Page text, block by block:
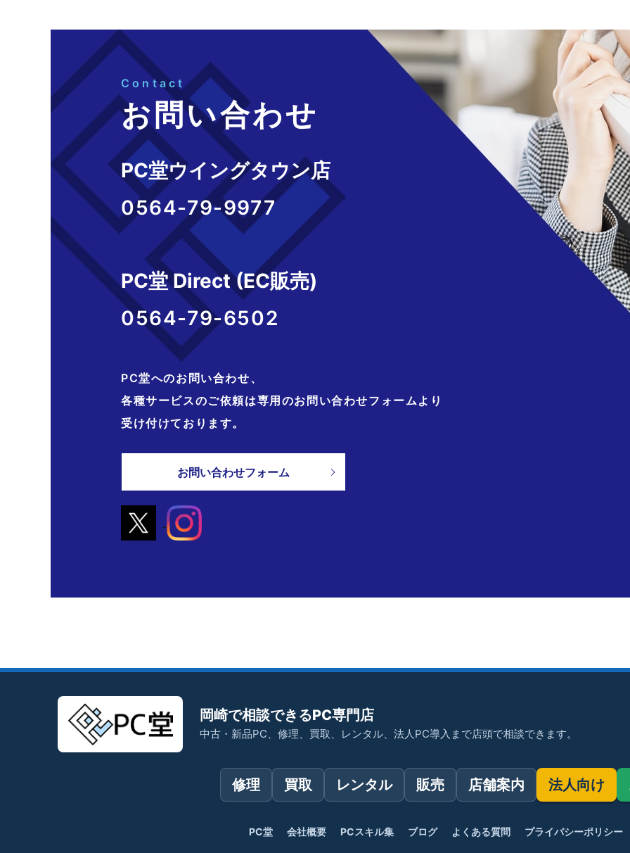
Contact
お問い合わせ
PC堂ウイングタウン店
0564-79-9977
PC堂 Direct (EC販売)
0564-79-6502
PC堂へのお問い合わせ、
各種サービスのご依頼は専用のお問い合わせフォームより
受け付けております。
お問い合わせフォーム
岡崎で相談できるPC専門店
中古・新品PC、修理、買取、レンタル、法人PC導入まで店頭で相談できます。
修理 買取 レンタル 販売 店舗案内 法人向け
PC堂 会社概要 PCスキル集 ブログ よくある質問 プライバシーポリシー